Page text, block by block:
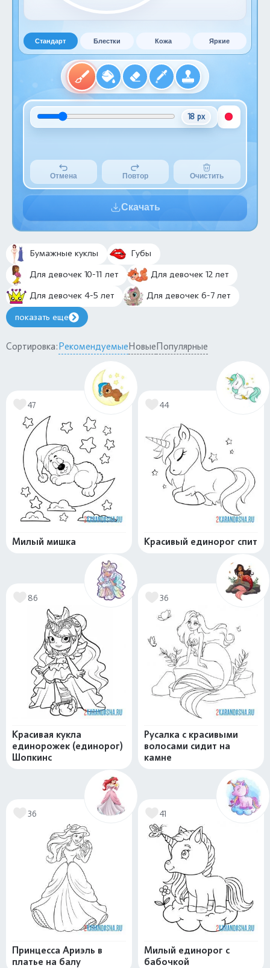
Стандарт Блестки Кожа Яркие
18 px
Отмена Повтор Очистить
Скачать
Бумажные куклы
Губы
Для девочек 10-11 лет
Для девочек 12 лет
Для девочек 4-5 лет
Для девочек 6-7 лет
показать еще
Сортировка:РекомендуемыеНовыеПопулярные
47
Милый мишка
44
Красивый единорог спит
86
Красивая кукла
единорожек (единорог)
Шопкинс
36
Русалка с красивыми
волосами сидит на
камне
36
Принцесса Ариэль в
платье на балу
41
Милый единорог с
бабочкой